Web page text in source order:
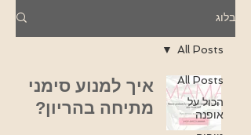
בלוג
All Posts
הכול על
אופנה
All Posts
איך למנוע סימני
מתיחה בהריון?